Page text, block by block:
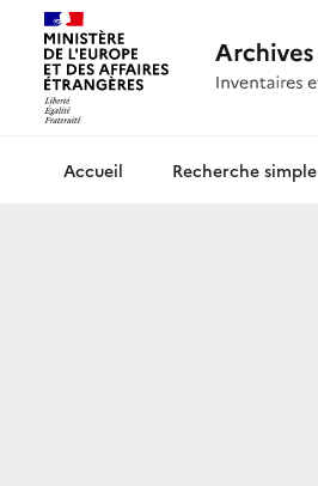
Archives diplomatiquesRecherche simple